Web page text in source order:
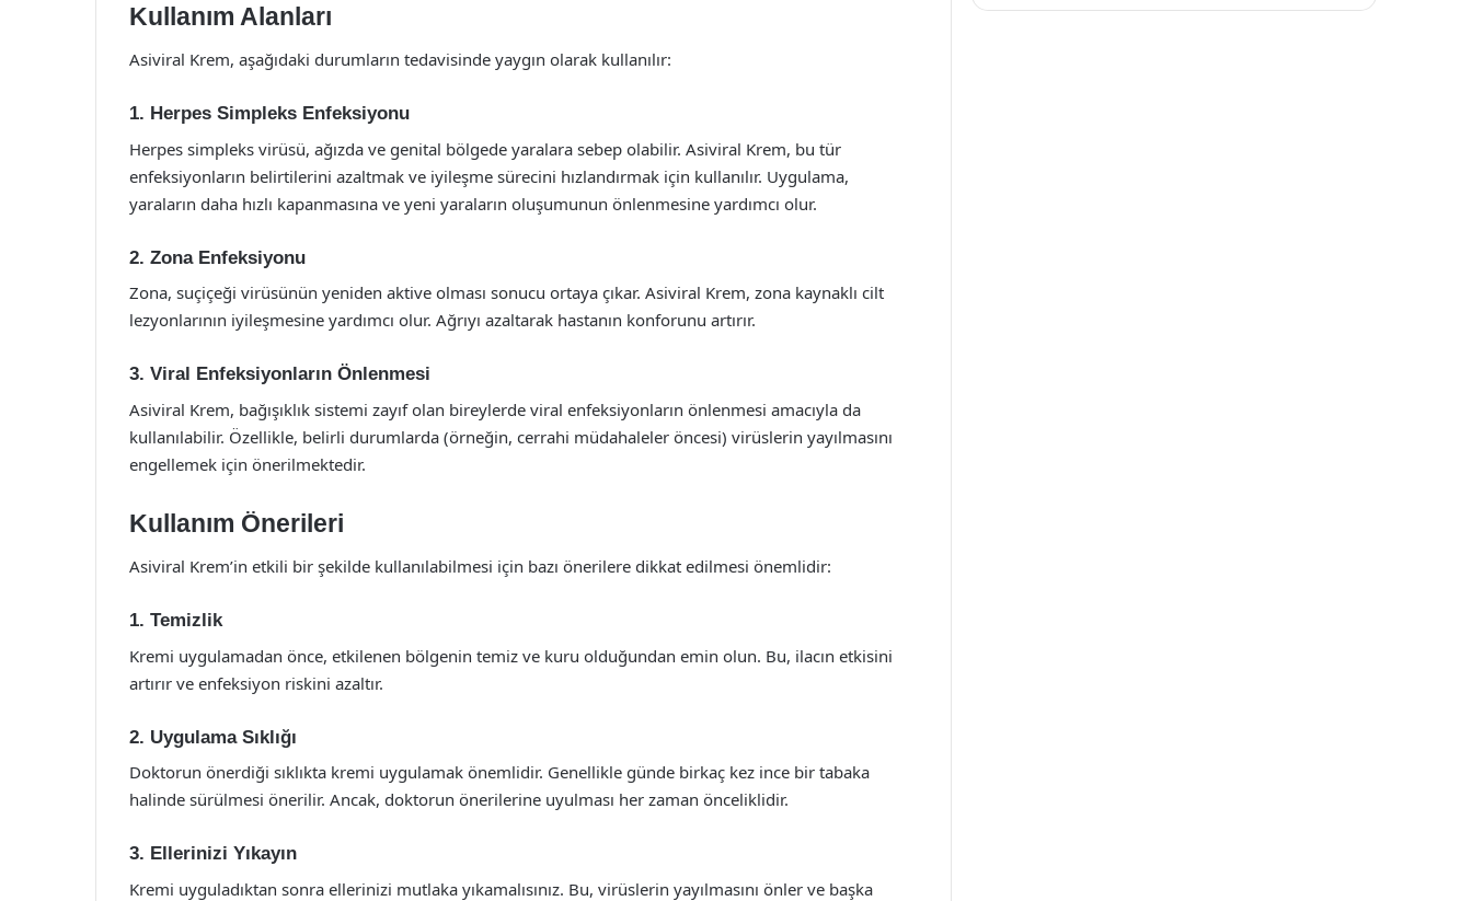
Kullanım Alanları
Asiviral Krem, aşağıdaki durumların tedavisinde yaygın olarak kullanılır:
1. Herpes Simpleks Enfeksiyonu
Herpes simpleks virüsü, ağızda ve genital bölgede yaralara sebep olabilir. Asiviral Krem, bu tür
enfeksiyonların belirtilerini azaltmak ve iyileşme sürecini hızlandırmak için kullanılır. Uygulama,
yaraların daha hızlı kapanmasına ve yeni yaraların oluşumunun önlenmesine yardımcı olur.
2. Zona Enfeksiyonu
Zona, suçiçeği virüsünün yeniden aktive olması sonucu ortaya çıkar. Asiviral Krem, zona kaynaklı cilt
lezyonlarının iyileşmesine yardımcı olur. Ağrıyı azaltarak hastanın konforunu artırır.
3. Viral Enfeksiyonların Önlenmesi
Asiviral Krem, bağışıklık sistemi zayıf olan bireylerde viral enfeksiyonların önlenmesi amacıyla da
kullanılabilir. Özellikle, belirli durumlarda (örneğin, cerrahi müdahaleler öncesi) virüslerin yayılmasını
engellemek için önerilmektedir.
Kullanım Önerileri
Asiviral Krem’in etkili bir şekilde kullanılabilmesi için bazı önerilere dikkat edilmesi önemlidir:
1. Temizlik
Kremi uygulamadan önce, etkilenen bölgenin temiz ve kuru olduğundan emin olun. Bu, ilacın etkisini
artırır ve enfeksiyon riskini azaltır.
2. Uygulama Sıklığı
Doktorun önerdiği sıklıkta kremi uygulamak önemlidir. Genellikle günde birkaç kez ince bir tabaka
halinde sürülmesi önerilir. Ancak, doktorun önerilerine uyulması her zaman önceliklidir.
3. Ellerinizi Yıkayın
Kremi uyguladıktan sonra ellerinizi mutlaka yıkamalısınız. Bu, virüslerin yayılmasını önler ve başka